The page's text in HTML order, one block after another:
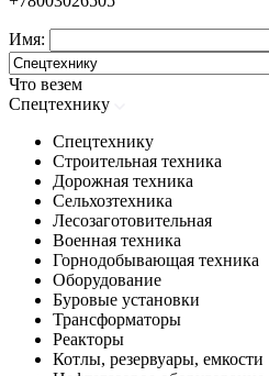
Имя:
Что везем
Спецтехнику
Спецтехнику
Строительная техника
Дорожная техника
Сельхозтехника
Лесозаготовительная
Военная техника
Горнодобывающая техника
Оборудование
Буровые установки
Трансформаторы
Реакторы
Котлы, резервуары, емкости